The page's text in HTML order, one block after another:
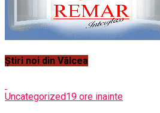
Știri noi din Vâlcea
Uncategorized19 ore inainte